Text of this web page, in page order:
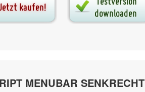
MENUBAR